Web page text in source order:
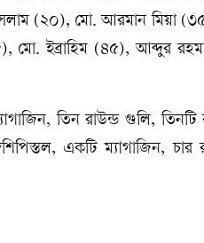
(২০), মো. আরমান মিয়া
ইব্রাহিম (৪৫), আব্দুর
তিন রাউন্ড গুলি, তিনটি
একটি ম্যাগাজিন, চার